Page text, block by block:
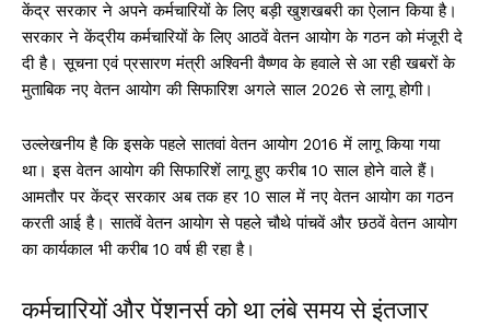
केंद्र सरकार ने अपने कर्मचारियों के लिए बड़ी खुशखबरी का ऐलान किया है।
सरकार ने केंद्रीय कर्मचारियों के लिए आठवें वेतन आयोग के गठन को मंजूरी दे
दी है। सूचना एवं प्रसारण मंत्री अश्विनी वैष्णव के हवाले से आ रही खबरों के
मुताबिक नए वेतन आयोग की सिफारिश अगले साल 2026 से लागू होगी।
उल्लेखनीय है कि इसके पहले सातवां वेतन आयोग 2016 में लागू किया गया
था। इस वेतन आयोग की सिफारिशें लागू हुए करीब 10 साल होने वाले हैं।
आमतौर पर केंद्र सरकार अब तक हर 10 साल में नए वेतन आयोग का गठन
करती आई है। सातवें वेतन आयोग से पहले चौथे पांचवें और छठवें वेतन आयोग
का कार्यकाल भी करीब 10 वर्ष ही रहा है।
कर्मचारियों और पेंशनर्स को था लंबे समय से इंतजार